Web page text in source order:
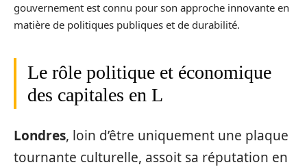
gouvernement est connu pour son approche innovante en
matière de politiques publiques et de durabilité.
Le rôle politique et économique
des capitales en L
Londres, loin d’être uniquement une plaque
tournante culturelle, assoit sa réputation en